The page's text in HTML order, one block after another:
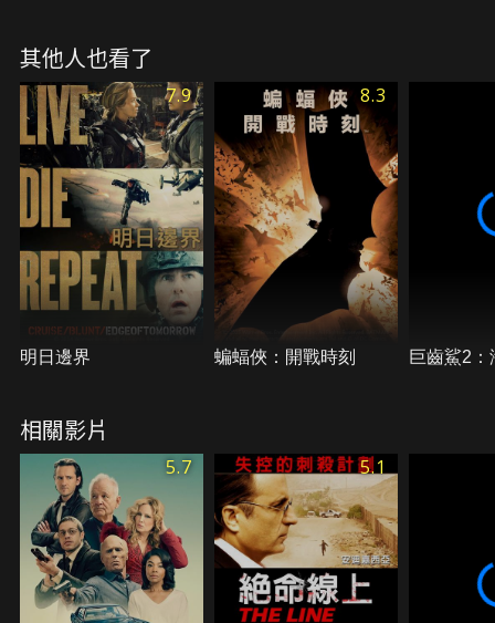
在，馬文被迫重新回到一個無情殺手的世界，充滿了
雙重背叛，就連開放看屋活動都變成致命戰場。當他
脾氣火爆的犯罪集團老大兄弟納克魯斯派出手下追捕
他，馬文就必須面對一直糾纏著他的選擇，以及他從
未真正逃離的過去。
其他人也看了
7.9
明日邊界
8.3
蝙蝠俠：開戰時刻 巨齒鯊2：
相關影片
5.7 5.1